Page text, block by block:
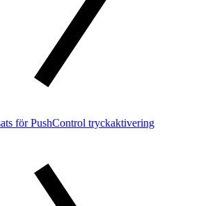
för PushControl tryckaktivering